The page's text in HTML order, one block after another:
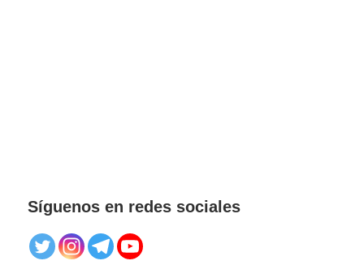
Síguenos en redes sociales